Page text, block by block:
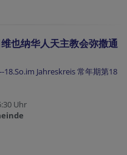
也纳华人天主教会弥撒通
Jahreskreis 常年期第18
Uhr